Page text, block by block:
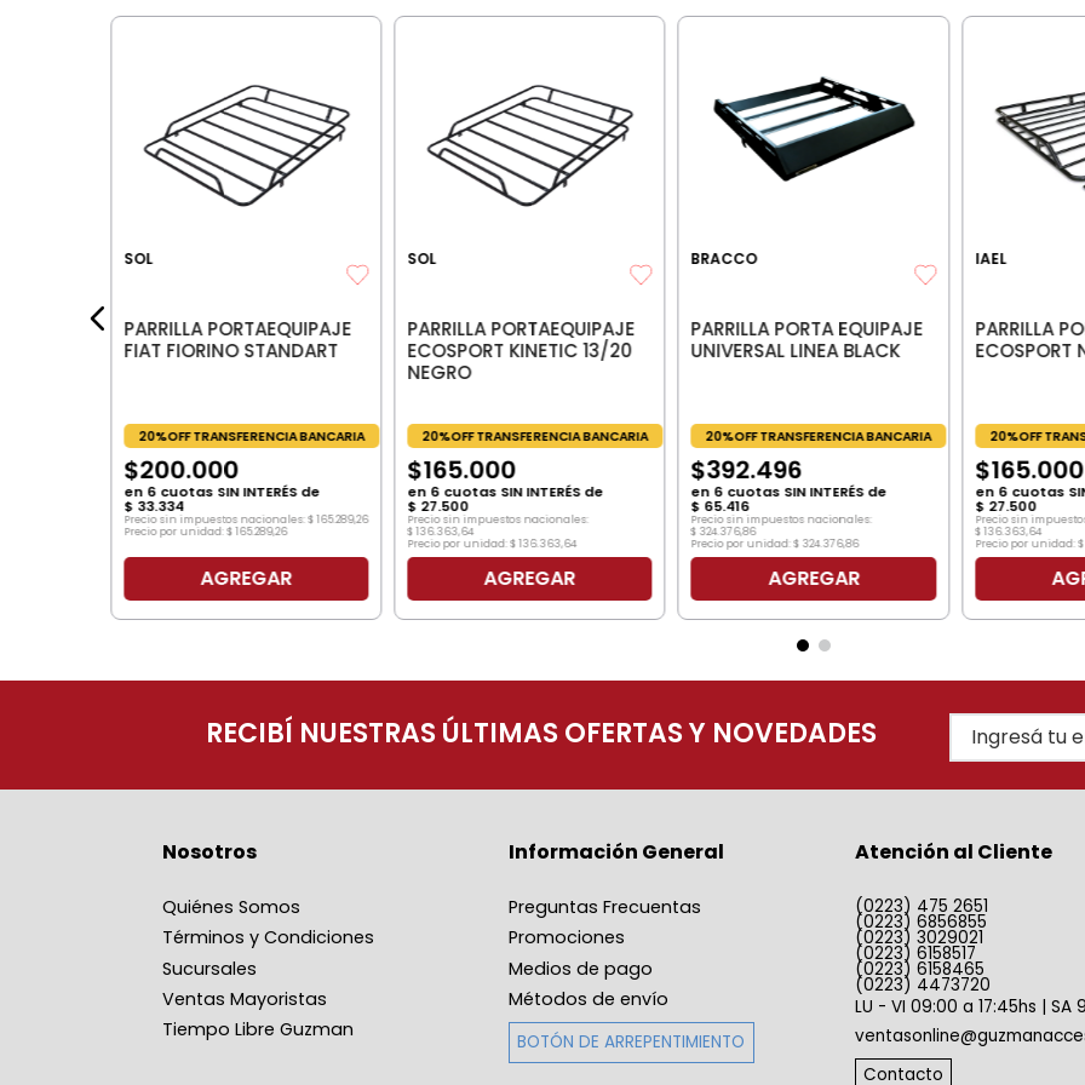
SOL
PARRILLA PORTAEQUIPAJE
FIAT FIORINO STANDART
20%OFF TRANSFERENCIA BANCARIA
$200.000
en 6 cuotas SIN INTERÉS de
$ 33.334
Precio sin impuestos nacionales:$165.289,26
Precio por unidad:$165.289,26
AGREGAR
SOL
PARRILLA PORTAEQUIPAJE
ECOSPORT KINETIC 13/20
NEGRO
20%OFF TRANSFERENCIA BANCARIA
$165.000
en 6 cuotas SIN INTERÉS de
$ 27.500
Precio sin impuestos nacionales:
$ 136.363,64
Precio por unidad: $ 136.363,64
AGREGAR
BRACCO
PARRILLA PORTA EQUIPAJE
UNIVERSAL LINEA BLACK
20%OFF TRANSFERENCIA BANCARIA
$392.496
en 6 cuotas SIN INTERÉS de
$ 65.416
Precio sin impuestos nacionales:
$ 324.376,86
Precio por unidad: $ 324.376,86
AGREGAR
IAEL
PARRILLA
ECOSPORT
20%OFF
$165.000
en 6 cuotas
$ 27.500
Precio sin
$136.363,64
Precio por unidad:$
RECIBÍ NUESTRAS ÚLTIMAS OFERTAS Y NOVEDADES
Nosotros
Quiénes Somos
Términos y Condiciones
Sucursales
Ventas Mayoristas
Tiempo Libre Guzman
Información General
Preguntas Frecuentas
Promociones
Medios de pago
Métodos de envío
BOTÓN DE ARREPENTIMIENTO
Atención al Cliente
(0223) 475 2651
(0223) 6856855
(0223) 3029021
(0223) 6158517
(0223) 6158465
(0223) 4473720
LU - VI 09:00 a 17:45hs | SA
Contacto